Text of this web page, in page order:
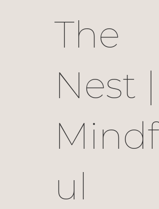
The
Nest |
Mindf
ul